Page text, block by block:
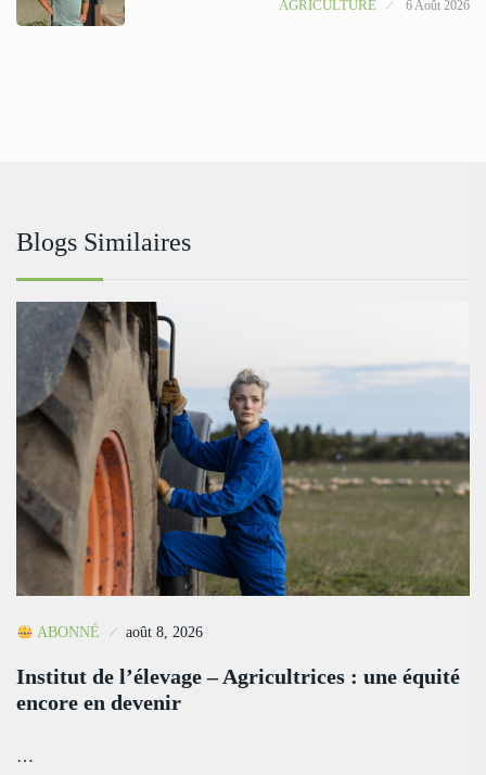
AGRICULTURE 6 Août 2026
Blogs Similaires
ABONNÉ août 8, 2026
Institut de l’élevage – Agricultrices : une équité
encore en devenir
…